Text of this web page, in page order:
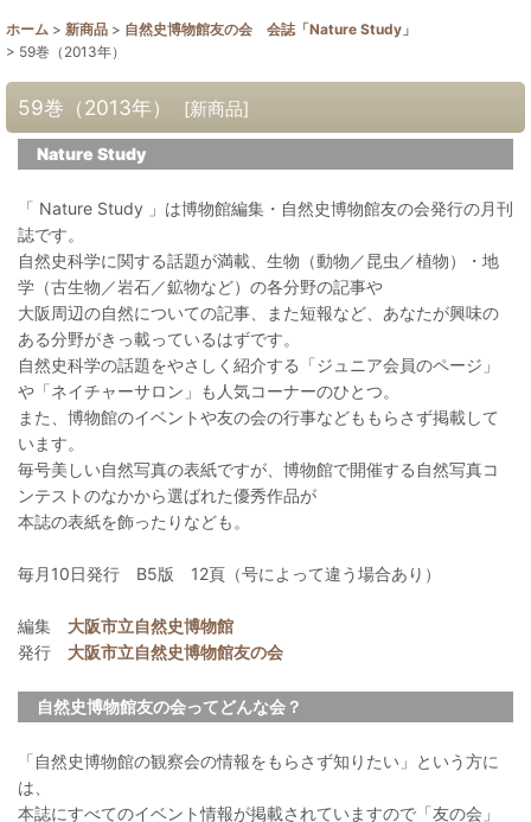
ホーム > 新商品 > 自然史博物館友の会 会誌「Nature Study」
> 59巻（2013年）
59巻（2013年） [新商品]
Nature Study
「 Nature Study 」は博物館編集・自然史博物館友の会発行の月刊
誌です。
自然史科学に関する話題が満載、生物（動物／昆虫／植物）・地
学（古生物／岩石／鉱物など）の各分野の記事や
大阪周辺の自然についての記事、また短報など、あなたが興味の
ある分野がきっ載っているはずです。
自然史科学の話題をやさしく紹介する「ジュニア会員のページ」
や「ネイチャーサロン」も人気コーナーのひとつ。
また、博物館のイベントや友の会の行事などももらさず掲載して
います。
毎号美しい自然写真の表紙ですが、博物館で開催する自然写真コ
ンテストのなかから選ばれた優秀作品が
本誌の表紙を飾ったりなども。
毎月10日発行 B5版 12頁（号によって違う場合あり）
編集 大阪市立自然史博物館
発行 大阪市立自然史博物館友の会
自然史博物館友の会ってどんな会？
「自然史博物館の観察会の情報をもらさず知りたい」という方に
は、
本誌にすべてのイベント情報が掲載されていますので「友の会」